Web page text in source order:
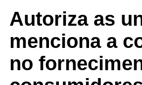
Autoriza as
menciona a
no